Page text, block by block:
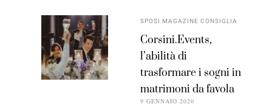
SPOSI MAGAZINE CONSIGLIA
Corsini.Events,
l’abilità di
trasformare i sogni in
matrimoni da favola
9 GENNAIO 2020